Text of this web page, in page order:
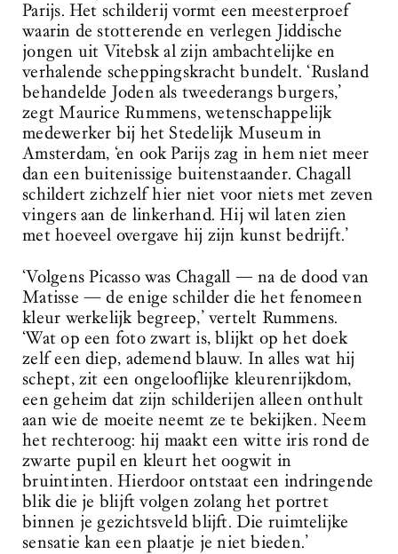
Parijs. Het schilderij vormt een meesterproef
waarin de stotterende en verlegen Jiddische
jongen uit Vitebsk al zijn ambachtelijke en
verhalende scheppingskracht bundelt. ‘Rusland
behandelde Joden als tweederangs burgers,’
zegt Maurice Rummens, wetenschappelijk
medewerker bij het Stedelijk Museum in
Amsterdam, ‘en ook Parijs zag in hem niet meer
dan een buitenissige buitenstaander. Chagall
schildert zichzelf hier niet voor niets met zeven
vingers aan de linkerhand. Hij wil laten zien
met hoeveel overgave hij zijn kunst bedrijft.’
‘Volgens Picasso was Chagall — na de dood van
Matisse — de enige schilder die het fenomeen
kleur werkelijk begreep,’ vertelt Rummens.
‘Wat op een foto zwart is, blijkt op het doek
zelf een diep, ademend blauw. In alles wat hij
schept, zit een ongelooflijke kleurenrijkdom,
een geheim dat zijn schilderijen alleen onthult
aan wie de moeite neemt ze te bekijken. Neem
het rechteroog: hij maakt een witte iris rond de
zwarte pupil en kleurt het oogwit in
bruintinten. Hierdoor ontstaat een indringende
blik die je blijft volgen zolang het portret
binnen je gezichtsveld blijft. Die ruimtelijke
sensatie kan een plaatje je niet bieden.’